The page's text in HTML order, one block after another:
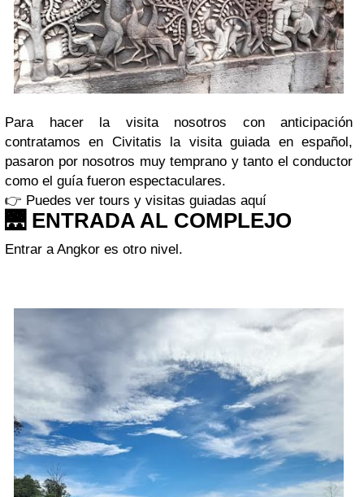
Para hacer la visita nosotros con anticipación
contratamos en Civitatis la visita guiada en español,
pasaron por nosotros muy temprano y tanto el conductor
como el guía fueron espectaculares.
👉 Puedes ver tours y visitas guiadas aquí
🌉 ENTRADA AL COMPLEJO
Entrar a Angkor es otro nivel.